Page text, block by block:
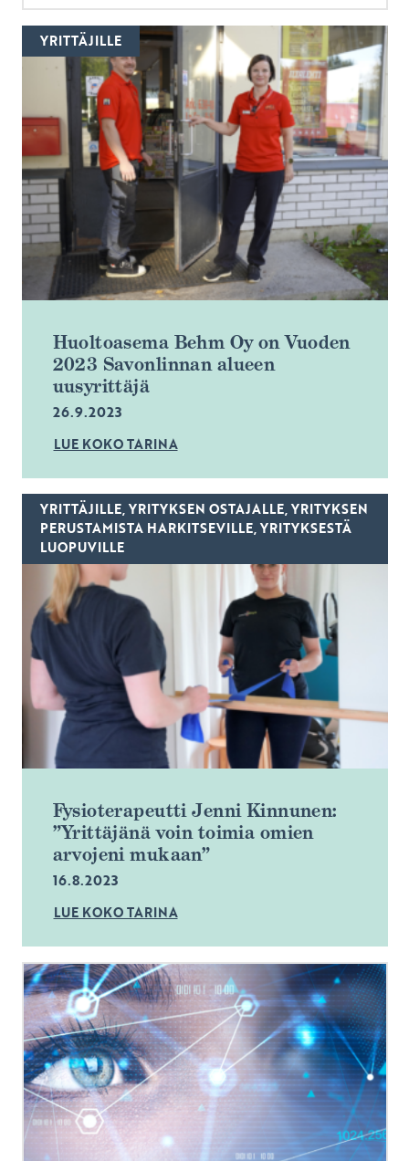
YRITTÄJILLE
Huoltoasema Behm Oy on Vuoden
2023 Savonlinnan alueen
uusyrittäjä
26.9.2023
LUE KOKO TARINA
YRITTÄJILLE, YRITYKSEN OSTAJALLE, YRITYKSEN
PERUSTAMISTA HARKITSEVILLE, YRITYKSESTÄ
LUOPUVILLE
Fysioterapeutti Jenni Kinnunen:
”Yrittäjänä voin toimia omien
arvojeni mukaan”
16.8.2023
LUE KOKO TARINA